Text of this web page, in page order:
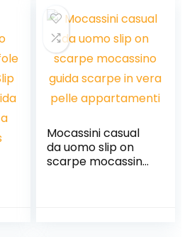
Antinfortunistica
Uomo Leggere
Traspiranti
Mocassini casual
da uomo slip on
scarpe mocassino